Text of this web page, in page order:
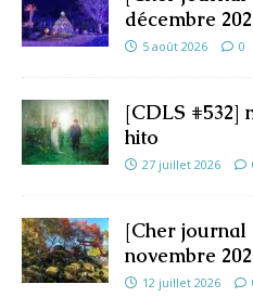
décembre
5 août 2026 0
[CDLS #532]
hito
27 juillet 2026
[Cher journal
novembre
12 juillet 2026